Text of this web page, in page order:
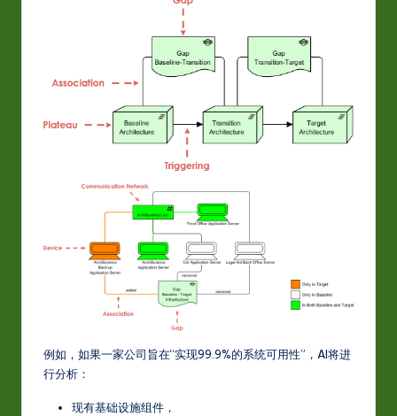
例如，如果一家公司旨在“实现99.9%的系统可用性”，AI将进
行分析：
现有基础设施组件，